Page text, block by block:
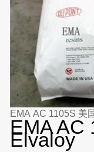
EMA AC 1105S 美
EMA AC
Elvaloy